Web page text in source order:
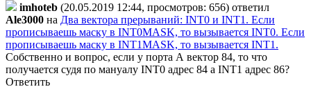
imhoteb (20.05.2019 12:44, просмотров: 656) ответил
Ale3000 на Два вектора прерываний: INT0 и INT1. Если
прописываешь маску в INT0MASK, то вызывается INT0. Если
прописываешь маску в INT1MASK, то вызывается INT1.
Собственно и вопрос, если у порта А вектор 84, то что
получается судя по мануалу INT0 адрес 84 а INT1 адрес 86?
Ответить